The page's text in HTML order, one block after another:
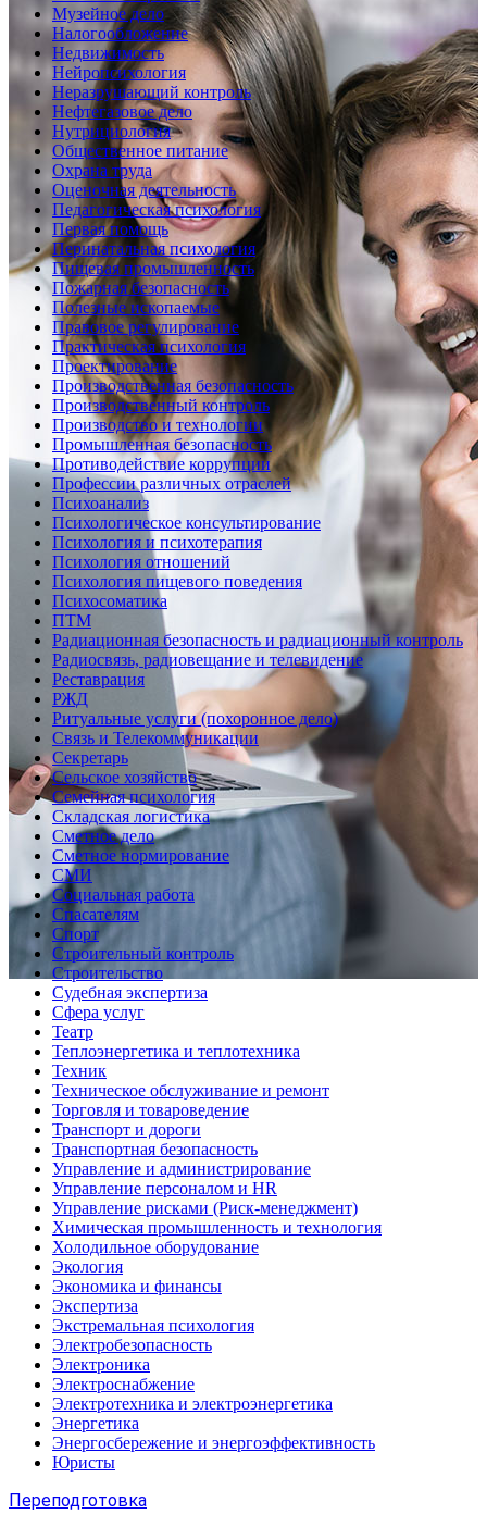
Музейное дело
Налогообложение
Недвижимость
Нейропсихология
Неразрушающий контроль
Нефтегазовое дело
Нутрициология
Общественное питание
Охрана труда
Оценочная деятельность
Педагогическая психология
Первая помощь
Перинатальная психология
Пищевая промышленность
Пожарная безопасность
Полезные ископаемые
Правовое регулирование
Практическая психология
Проектирование
Производственная безопасность
Производственный контроль
Производство и технологии
Промышленная безопасность
Противодействие коррупции
Профессии различных отраслей
Психоанализ
Психологическое консультирование
Психология и психотерапия
Психология отношений
Психология пищевого поведения
Психосоматика
ПТМ
Радиационная безопасность и радиационный контроль
Радиосвязь, радиовещание и телевидение
Реставрация
РЖД
Ритуальные услуги (похоронное дело)
Связь и Телекоммуникации
Секретарь
Сельское хозяйство
Семейная психология
Складская логистика
Сметное дело
Сметное нормирование
СМИ
Социальная работа
Спасателям
Спорт
Строительный контроль
Строительство
Судебная экспертиза
Сфера услуг
Театр
Теплоэнергетика и теплотехника
Техник
Техническое обслуживание и ремонт
Торговля и товароведение
Транспорт и дороги
Транспортная безопасность
Управление и администрирование
Управление персоналом и HR
Управление рисками (Риск-менеджмент)
Химическая промышленность и технология
Холодильное оборудование
Экология
Экономика и финансы
Экспертиза
Экстремальная психология
Электробезопасность
Электроника
Электроснабжение
Электротехника и электроэнергетика
Энергетика
Энергосбережение и энергоэффективность
Юристы
Переподготовка